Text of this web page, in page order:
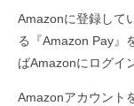
Amazonに登録して
る『Amazon Pay』
ばAmazonにログイ
Amazonアカウント